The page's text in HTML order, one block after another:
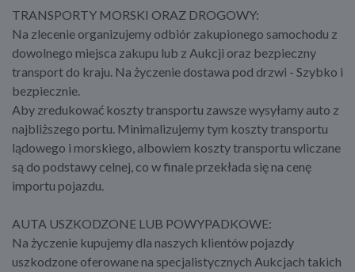
TRANSPORTY MORSKI ORAZ DROGOWY:
Na zlecenie organizujemy odbiór zakupionego samochodu z
dowolnego miejsca zakupu lub z Aukcji oraz bezpieczny
transport do kraju. Na życzenie dostawa pod drzwi - Szybko i
bezpiecznie.
Aby zredukować koszty transportu zawsze wysyłamy auto z
najbliższego portu. Minimalizujemy tym koszty transportu
lądowego i morskiego, albowiem koszty transportu wliczane
są do podstawy celnej, co w finale przekłada się na cenę
importu pojazdu.
AUTA USZKODZONE LUB POWYPADKOWE:
Na życzenie kupujemy dla naszych klientów pojazdy
uszkodzone oferowane na specjalistycznych Aukcjach takich